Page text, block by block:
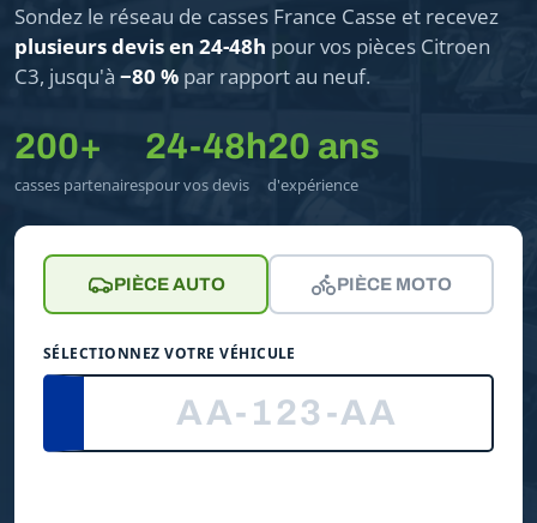
Sondez le réseau de casses France Casse et recevez
plusieurs devis en 24-48h pour vos pièces Citroen
C3, jusqu'à −80 % par rapport au neuf.
200+
casses partenaires
24-48h
pour vos devis
20 ans
d'expérience
PIÈCE AUTO PIÈCE MOTO
SÉLECTIONNEZ VOTRE VÉHICULE